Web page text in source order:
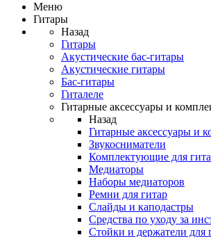
Меню
Гитары
Назад
Гитары
Акустические бас-гитары
Акустические гитары
Бас-гитары
Гиталеле
Гитарные аксессуары и
Назад
Гитарные аксессуары и
Звукосниматели
Комплектующие для
Медиаторы
Наборы медиаторов
Ремни для гитар
Слайды и каподастры
Средства по уходу за
Стойки и держатели для